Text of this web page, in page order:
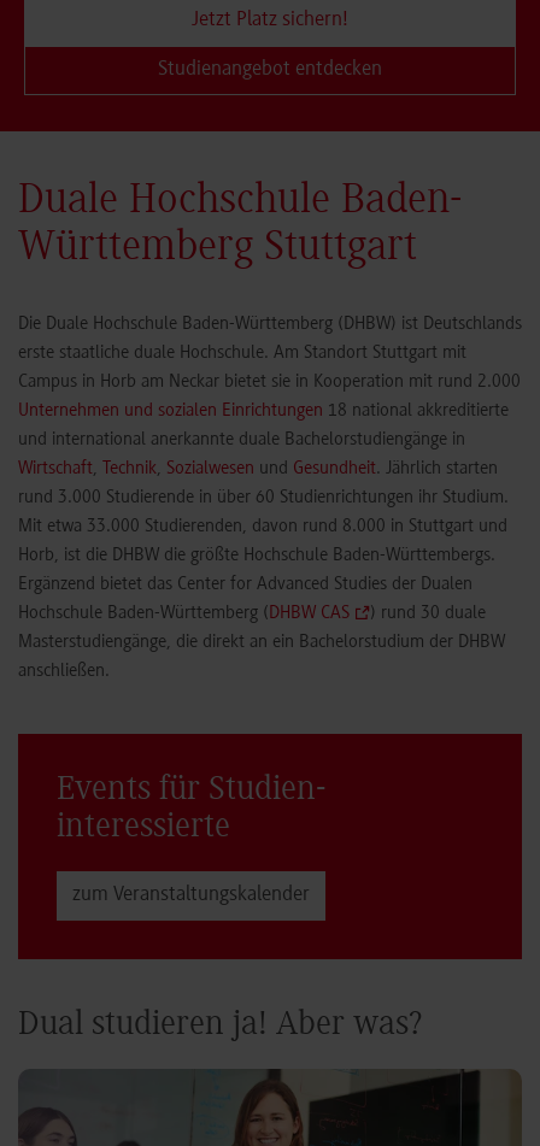
Jetzt Platz sichern!
Studienangebot entdecken
Duale Hochschule Baden-
Württemberg Stuttgart
Die Duale Hochschule Baden-Württemberg (DHBW) ist Deutschlands
erste staatliche duale Hochschule. Am Standort Stuttgart mit
Campus in Horb am Neckar bietet sie in Kooperation mit rund 2.000
Unternehmen und sozialen Einrichtungen 18 national akkreditierte
und international anerkannte duale Bachelorstudiengänge in
Wirtschaft, Technik, Sozialwesen und Gesundheit. Jährlich starten
rund 3.000 Studierende in über 60 Studienrichtungen ihr Studium.
Mit etwa 33.000 Studierenden, davon rund 8.000 in Stuttgart und
Horb, ist die DHBW die größte Hochschule Baden-Württembergs.
Ergänzend bietet das Center for Advanced Studies der Dualen
Hochschule Baden-Württemberg (DHBW CAS
) rund 30 duale
Masterstudiengänge, die direkt an ein Bachelorstudium der DHBW
anschließen.
Events für Studien­
interessierte
zum Veranstaltungs­kalender
Dual studieren ja! Aber was?